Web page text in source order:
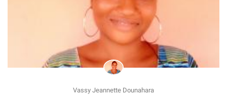
Vassy Jeannette Dounahara